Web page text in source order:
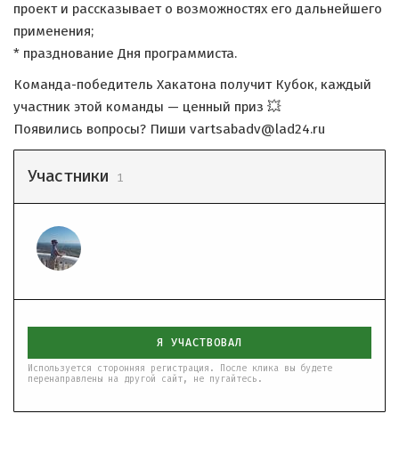
проект и рассказывает о возможностях его дальнейшего
применения;
* празднование Дня программиста.
Команда-победитель Хакатона получит Кубок, каждый
участник этой команды — ценный приз 💥
Появились вопросы? Пиши vartsabadv@lad24.ru
Участники 1
Я УЧАСТВОВАЛ
Используется сторонняя регистрация. После клика вы будете
перенаправлены на другой сайт, не пугайтесь.